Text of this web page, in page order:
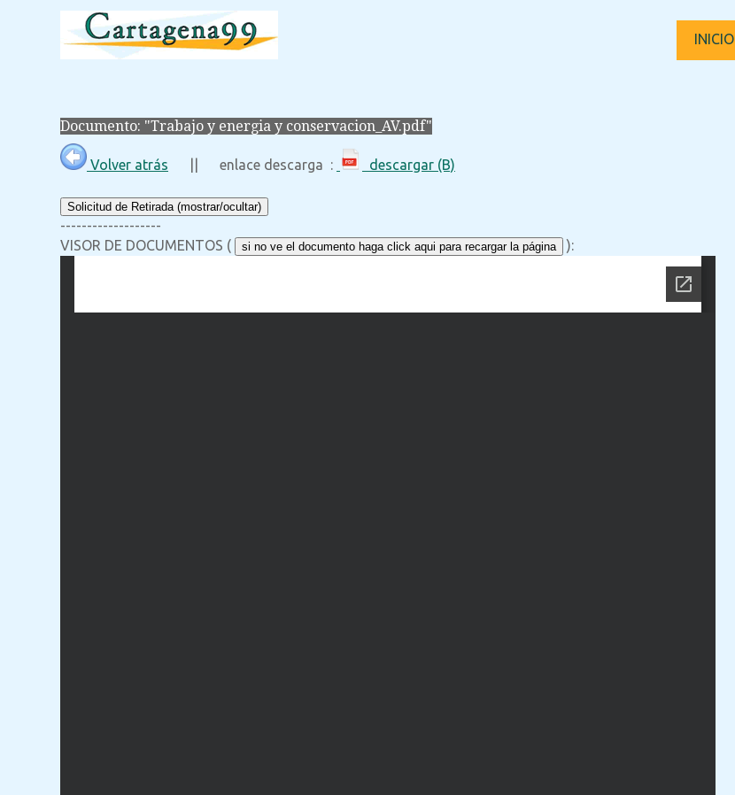
INICIO
Documento: "Trabajo y energia y conservacion_AV.pdf"
Volver atrás || enlace descarga : descargar (B)
Solicitud de Retirada (mostrar/ocultar)
-------------------
VISOR DE DOCUMENTOS (
si no ve el documento haga click aqui para recargar la página ):